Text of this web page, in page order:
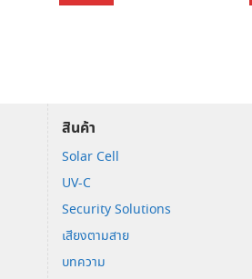
สินค้า
Solar Cell
UV-C
Security Solutions
เสียงตามสาย
บทความ